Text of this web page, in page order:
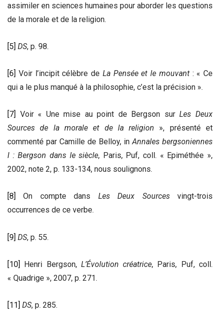
assimiler en sciences humaines pour aborder les questions
de la morale et de la religion.
[5] DS, p. 98.
[6] Voir l’incipit célèbre de La Pensée et le mouvant: « Ce
qui a le plus manqué à la philosophie, c’est la précision ».
[7] Voir « Une mise au point de Bergson surLes Deux
Sources de la morale et de la religion », présenté et
commenté par Camille de Belloy, inAnnales bergsoniennes
I : Bergson dans le siècle, Paris, Puf, coll. « Epiméthée »,
2002, note 2, p. 133-134, nous soulignons.
[8] On compte dans Les Deux Sourcesvingt-trois
occurrences de ce verbe.
[9] DS, p. 55.
[10] Henri Bergson, L’Évolution créatrice, Paris, Puf, coll.
« Quadrige », 2007, p. 271.
[11] DS, p. 285.